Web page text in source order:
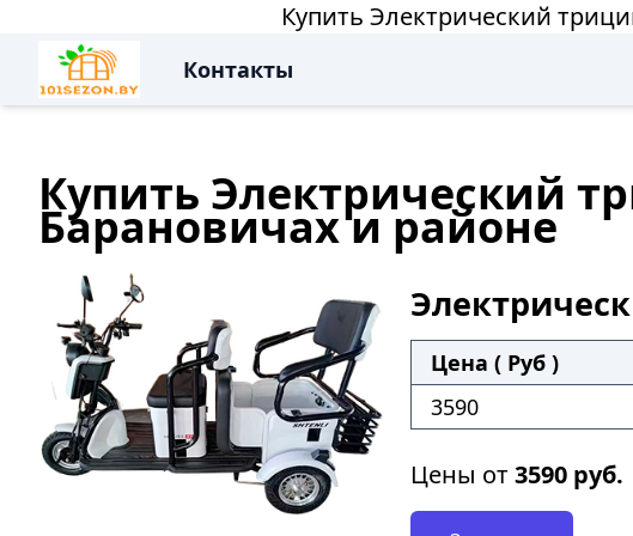
Купить Электрический
Контакты
Купить Электрический
Барановичах и районе
Цена ( Руб )
3590
Цены от3590 руб.